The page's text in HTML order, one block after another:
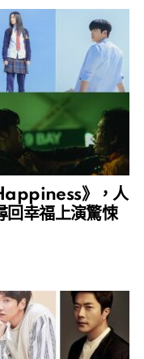
》，人
回幸福上演驚悚